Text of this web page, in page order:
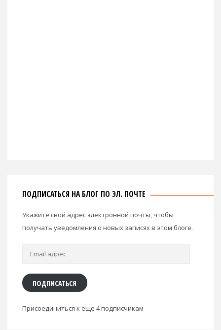
ПОДПИСАТЬСЯ НА БЛОГ ПО ЭЛ. ПОЧТЕ
Укажите свой адрес электронной почты, чтобы
получать уведомления о новых записях в этом блоге.
Email
ПОДПИСАТЬСЯ
Присоединиться к еще 4 подписчикам